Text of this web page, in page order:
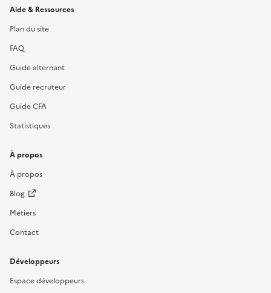
Informations et liens du site
Aide & Ressources
Plan du site
FAQ
Guide alternant
Guide recruteur
Guide CFA
Statistiques
À propos
À propos
Blog
Métiers
Contact
Développeurs
Espace développeurs